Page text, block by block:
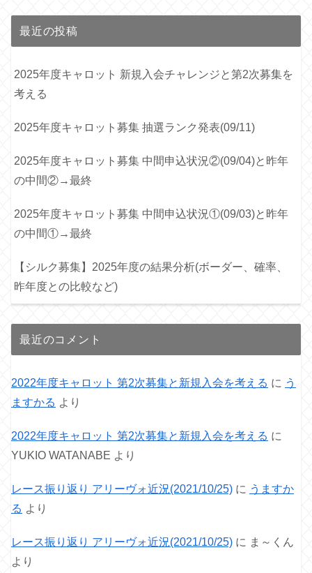
最近の投稿
2025年度キャロット 新規入会チャレンジと第2次募集を
考える
2025年度キャロット募集 抽選ランク発表(09/11)
2025年度キャロット募集 中間申込状況②(09/04)と昨年
の中間②→最終
2025年度キャロット募集 中間申込状況①(09/03)と昨年
の中間①→最終
【シルク募集】2025年度の結果分析(ボーダー、確率、
昨年度との比較など)
最近のコメント
2022年度キャロット 第2次募集と新規入会を考える に う
ますかる より
2022年度キャロット 第2次募集と新規入会を考える に
YUKIO WATANABE より
レース振り返り アリーヴォ近況(2021/10/25) に うますか
る より
レース振り返り アリーヴォ近況(2021/10/25) に ま～くん
より